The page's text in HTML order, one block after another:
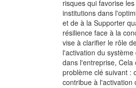
risques qui favorise
institutions dans
et de à la Supporter
résilience face à la
vise à clarifier le rôle
l'activation du
dans l'entreprise, Cela
problème clé suivant :
contribue à l'activation